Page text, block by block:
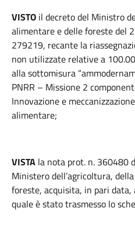
VISTO il decreto del Ministro
alimentare e delle foreste del
279219, recante la
non utilizzate relative a
alla sottomisura
PNRR – Missione 2
Innovazione e
alimentare;
VISTA la nota prot. n. 360480
Ministero dell’agricoltura,
foreste, acquisita, in pari
quale è stato trasmesso lo